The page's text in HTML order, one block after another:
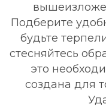
Подберите
будьте
стесняйтесь
это
создана для